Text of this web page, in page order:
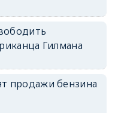
Гилмана
продажи бензина